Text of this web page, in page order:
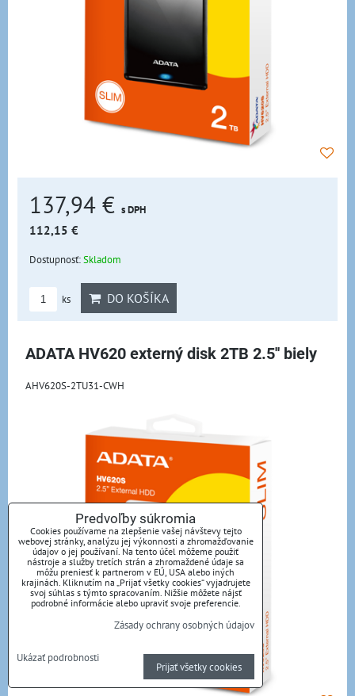
137,94 € s DPH
112,15 €
Dostupnosť:Skladom
ks DO KOŠÍKA
ADATA HV620 externý disk 2TB 2.5'' biely
AHV620S-2TU31-CWH
Predvoľby súkromia
Cookies používame na zlepšenie vašej návštevy tejto
webovej stránky, analýzu jej výkonnosti a zhromažďovanie
údajov o jej používaní. Na tento účel môžeme použiť
nástroje a služby tretích strán a zhromaždené údaje sa
môžu preniesť k partnerom v EÚ, USA alebo iných
krajinách. Kliknutím na „Prijať všetky cookies“ vyjadrujete
svoj súhlas s týmto spracovaním. Nižšie môžete nájsť
podrobné informácie alebo upraviť svoje preferencie.
Zásady ochrany osobných údajov
Ukázať podrobnosti
Prijať všetky cookies